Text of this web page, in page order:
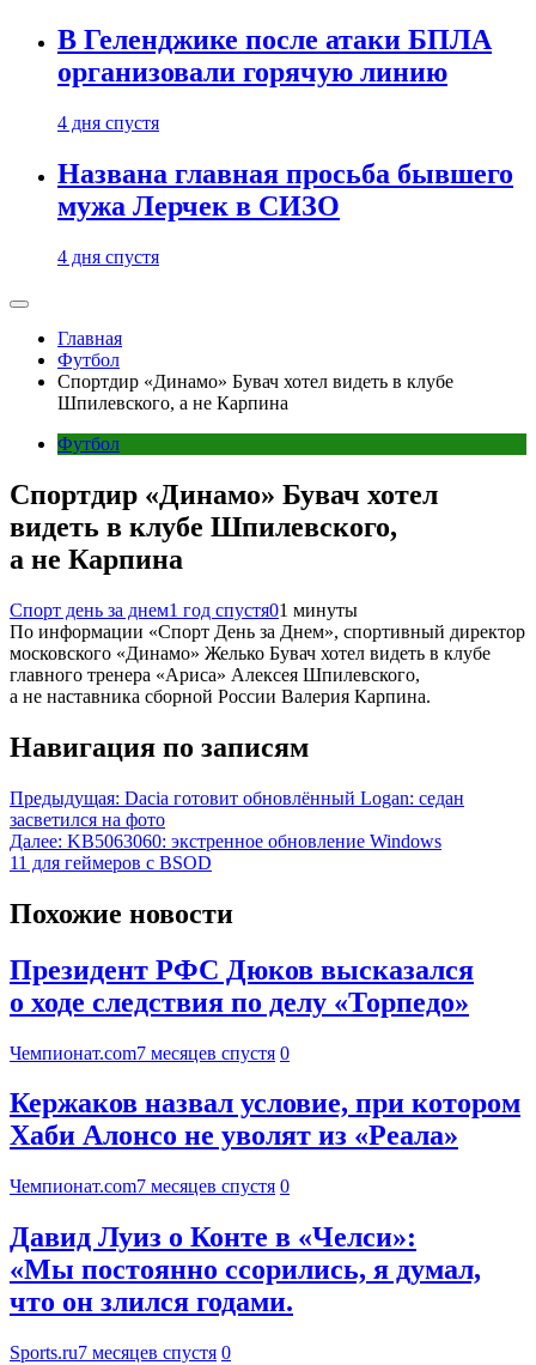
В Геленджике после атаки БПЛА
организовали горячую линию
4 дня спустя
Названа главная просьба бывшего
мужа Лерчек в СИЗО
4 дня спустя
Главная
Футбол
Спортдир «Динамо» Бувач хотел видеть в клубе
Шпилевского, а не Карпина
Футбол
Спортдир «Динамо» Бувач хотел
видеть в клубе Шпилевского,
а не Карпина
Спорт день за днем1 год спустя01 минуты
По информации «Спорт День за Днем», спортивный директор
московского «Динамо» Желько Бувач хотел видеть в клубе
главного тренера «Ариса» Алексея Шпилевского,
а не наставника сборной России Валерия Карпина.
Навигация по записям
Предыдущая: Dacia готовит обновлённый Logan: седан
засветился на фото
Далее: KB5063060: экстренное обновление Windows
11 для геймеров с BSOD
Похожие новости
Президент РФС Дюков высказался
о ходе следствия по делу «Торпедо»
Чемпионат.com7 месяцев спустя 0
Кержаков назвал условие, при котором
Хаби Алонсо не уволят из «Реала»
Чемпионат.com7 месяцев спустя 0
Давид Луиз о Конте в «Челси»:
«Мы постоянно ссорились, я думал,
что он злился годами.
Sports.ru7 месяцев спустя 0